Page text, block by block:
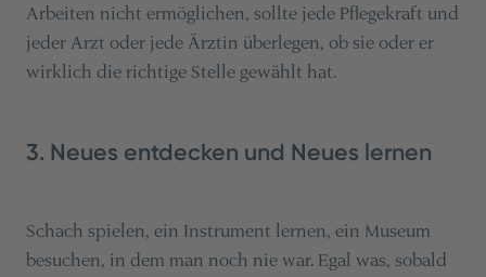
Arbeiten nicht ermöglichen, sollte jede Pflegekraft und
jeder Arzt oder jede Ärztin überlegen, ob sie oder er
wirklich die richtige Stelle gewählt hat.
3. Neues entdecken und Neues lernen
Schach spielen, ein Instrument lernen, ein Museum
besuchen, in dem man noch nie war. Egal was, sobald